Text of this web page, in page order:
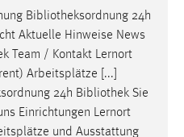
Bibliotheksordnung 24h
Aktuelle Hinweise News
Team / Kontakt Lernort
Arbeitsplätze [...]
24h Bibliothek Sie
Einrichtungen Lernort
und Ausstattung
und Social Media
werden von diesen